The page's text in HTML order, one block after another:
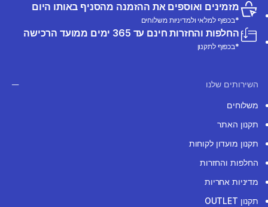
מזמינים ואוספים את ההזמנה מהסניף באותו היום
*בכפוף למלאי ולמדיניות משלוחים
החלפות והחזרות חינם עד 365 ימים ממועד הרכישה
*בכפוף לתקנון
השירותים שלנו
משלוחים
תקנון האתר
תקנון מועדון לקוחות
החלפות והחזרות
מדיניות אחריות
תקנון OUTLET